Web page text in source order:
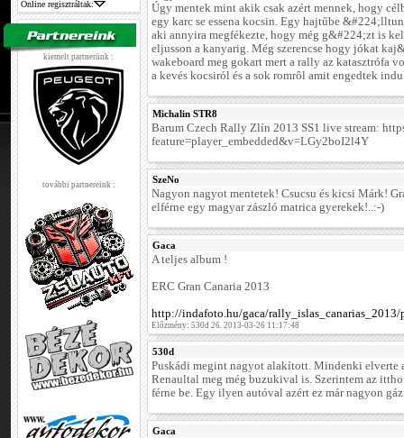
Online regisztráltak:
kiemelt partnerünk :
további partnereink :
Úgy mentek mint akik csak azért mennek, hogy
egy karc se essena kocsin. Egy hajtűbe
aki annyira megfékezte, hogy még g&#224;zt is
eljusson a kanyarig. Még szerencse hogy jókat
wakeboard meg gokart mert a rally az katasztrófa
a kevés kocsiról és a sok romrôl amit engedtek
Michalin STR8
Barum Czech Rally Zlín 2013 SS1 live stream:
feature=player_embedded&v=LGy2boI2l4Y
SzeNo
Nagyon nagyot mentetek! Csucsu és kicsi Márk!
elférne egy magyar zászló matrica gyerekek!..:-)
Gaca
A teljes album !
ERC Gran Canaria 2013
http://indafoto.hu/gaca/rally_islas_canarias_2013/
Előzmény: 530d 26. 2013-03-26 11:17:48
530d
Puskádi megint nagyot alakított. Mindenki elverte
Renaultal meg még buzukival is. Szerintem az
férne be. Egy ilyen autóval azért ez már nagyon
Gaca